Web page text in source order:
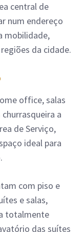
central de
num endereço
mobilidade,
da cidade.
office, salas
a
de Serviço,
ideal para
com piso e
e salas,
totalmente
das suítes